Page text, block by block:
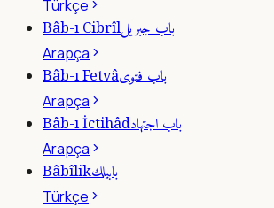
Türkçe
Bâb-ı Cibrîlباب جبريل
Arapça
Bâb-ı Fetvâباب فتوى
Arapça
Bâb-ı İctihâdباب اجتهاد
Arapça
Bâbîlikبابيلك
Türkçe